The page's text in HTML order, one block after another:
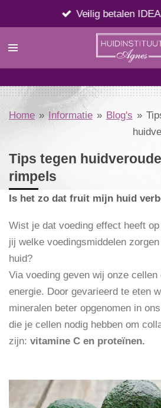
direct
naar
Veilig betalen
Home » Informatie » Blog's »
Tips tegen
rimpels
Is het zo dat fruit mijn huid
Wist je dat voeding effect heeft
jij welke voedingsmiddelen
huid?
Via voeding geven wij onze cellen
energie. Door gevarieerd te eten
mineralen beter opgenomen in
die je cellen nodig hebben om
zijn: vitamine C en proteïnen.